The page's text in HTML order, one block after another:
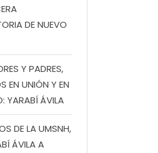
DE NUEVO
Y PADRES,
EN UNIÓN Y EN
YARABÍ ÁVILA
DE LA UMSNH,
ÁVILA A